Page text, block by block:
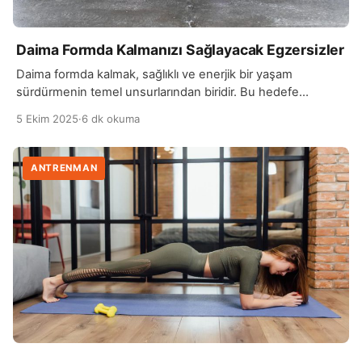
Daima Formda Kalmanızı Sağlayacak Egzersizler
Daima formda kalmak, sağlıklı ve enerjik bir yaşam
sürdürmenin temel unsurlarından biridir. Bu hedefe
şekilde uygulanması, vücudun hem dayanıklılığını hem de
kas yapısını güçlendirir. Haftada en az üç gün yapılan
tempolu yürüyüş, koşu, bisiklet sürme gibi kardiyo
aktiviteleri, kalp sağlığını desteklerken, […]
5 Ekim 2025·6 dk okuma
ANTRENMAN